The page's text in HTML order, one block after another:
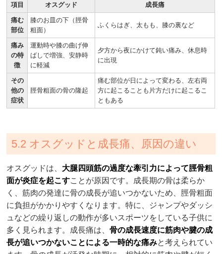
項目 オスグッド 成長痛
痛む
部位
膝のお皿の下（脛骨
粗面）
ふくらはぎ、太もも、膝の裏など
痛み
の特
徴
運動時や膝の曲げ伸
ばしで増強、安静時
に軽減
夕方から夜にかけて鈍い痛み、休息時
に出現
その
他の
症状
脛骨粗面の骨の隆起
痛む部位が日によって変わる、左右両
方に起こることも片方だけに起こるこ
ともある
5.2 オスグッドと成長痛、原因の違い
オスグッドは、 大腿四頭筋の過度な牽引力によって脛骨粗
面が炎症を起こすことが原因です。成長期の骨は柔らか
く、筋肉の発達に骨の成長が追いつかないため、脛骨粗面
に負担がかかりやすくなります。特に、ジャンプやダッシ
ュなどの繰り返しの動作が多いスポーツをしている子供に
多く見られます。成長痛は、骨の成長速度に筋肉や腱の成
長が追いつかないことによる一時的な痛みと考えられてい